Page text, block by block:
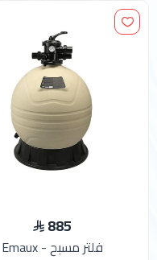
885
فلتر مسبح - Emaux